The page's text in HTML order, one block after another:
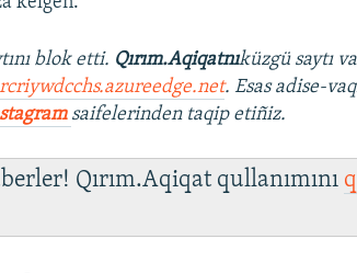
blok etti. Qırım.Aqiqatnıküzgü saytı
. Esas adise-
saifelerinden taqip etiñiz.
Qırım.Aqiqat qullanımını